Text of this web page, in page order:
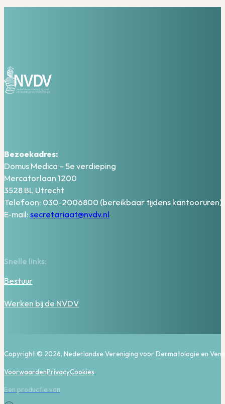
Bezoekadres:
Domus Medica – 5e verdieping
Mercatorlaan 1200
3528 BL Utrecht
Telefoon: 030-2006800 (bereikbaar tijdens kantooruren)
E-mail: secretariaat@nvdv.nl
Snelle links:
Bestuur
Werken bij de NVDV
Copyright © 2026, Nederlandse Vereniging voor Dermatologie en
VoorwaardenPrivacyCookies
Een productie van